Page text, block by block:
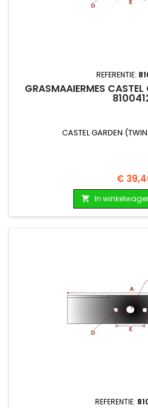
REFERENTIE:
GRASMAAIERMES
CASTEL GARDEN
Prijs
€
 In
REFERENTIE: